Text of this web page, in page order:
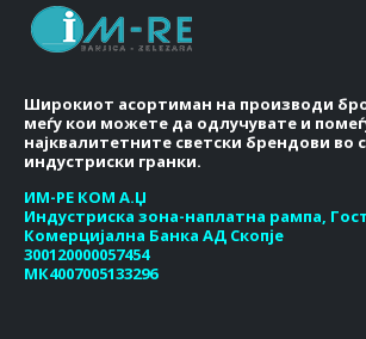
Широкиот асортиман на производи
меѓу кои можете да одлучувате и
најквалитетните светски брендови во
индустриски гранки.
ИМ-РЕ КОМ А.Џ
Индустриска зона-наплатна рампа,
Комерцијална Банка АД Скопје
300120000057454
МК4007005133296